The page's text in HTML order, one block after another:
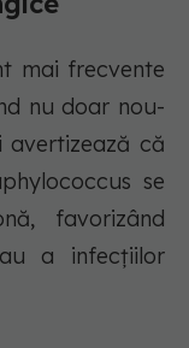
mai frecvente
nu doar nou-
avertizează că
se
favorizând
a infecțiilor